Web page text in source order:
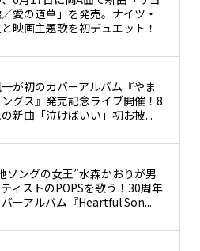
愛の道草」を発売。ナイツ・
映画主題歌を初デュエット！
が初のカバーアルバム『やま
グス』発売記念ライブ開催！8
新曲「泣けばいい」初お披...
ソングの女王”水森かおりが男
ィストのPOPSを歌う！30周年
ーアルバム『Heartful Son...